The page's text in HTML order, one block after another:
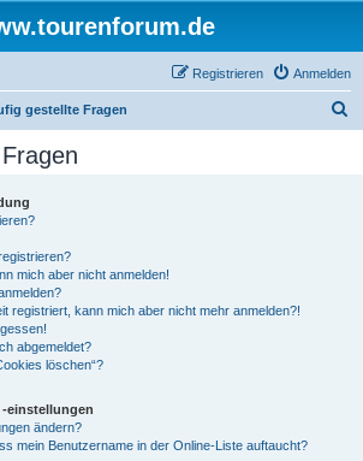
Anmelden
Registrieren
gestellte Fragen
mich aber nicht anmelden!
registriert, kann mich aber nicht mehr anmelden?!
abgemeldet?
löschen“?
einstellungen
ändern?
mein Benutzername in der Online-Liste auftaucht?